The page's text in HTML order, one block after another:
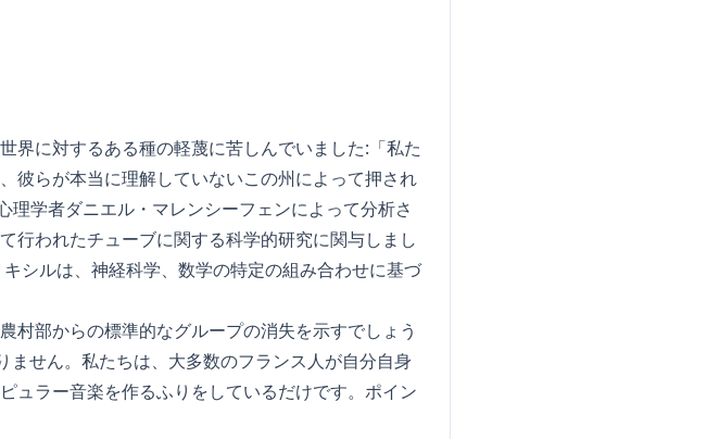
界に対するある種の軽蔑に苦しんでいました:「私た
彼らが本当に理解していないこの州によって押され
学者ダニエル・マレンシーフェンによって分析さ
行われたチューブに関する科学的研究に関与しまし
シルは、神経科学、数学の特定の組み合わせに基づ
村部からの標準的なグループの消失を示すでしょう
せん。私たちは、大多数のフランス人が自分自身
ュラー音楽を作るふりをしているだけです。ポイン